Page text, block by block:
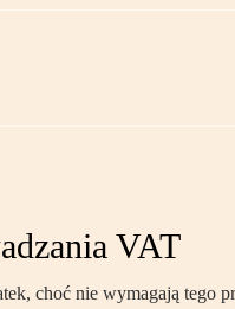
VAT
choć nie wymagają tego